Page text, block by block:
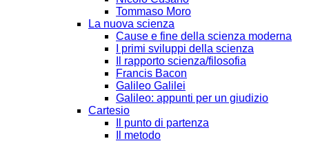
Tommaso Moro
La nuova scienza
Cause e fine della scienza moderna
I primi sviluppi della scienza
Il rapporto scienza/filosofia
Francis Bacon
Galileo Galilei
Galileo: appunti per un giudizio
Cartesio
Il punto di partenza
Il metodo